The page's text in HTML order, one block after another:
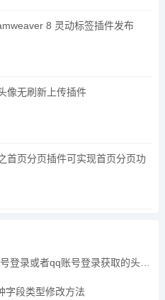
8 灵动标签插件发布
像无刷新上传插件
首页分页插件可实现首页分页功
qq账号登录获取的头像保存到本地方法
字段类型修改方法